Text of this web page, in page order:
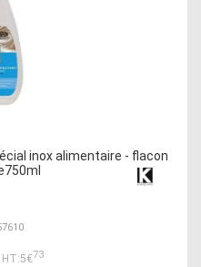
inox alimentaire - flacon
HT:5€73